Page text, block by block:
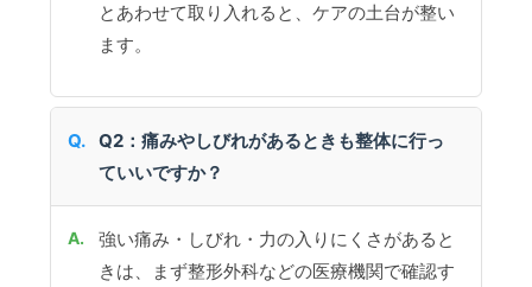
とあわせて取り入れると、ケアの土台が整い
ます。
Q2：痛みやしびれがあるときも整体に行っ
ていいですか？
強い痛み・しびれ・力の入りにくさがあると
きは、まず整形外科などの医療機関で確認す